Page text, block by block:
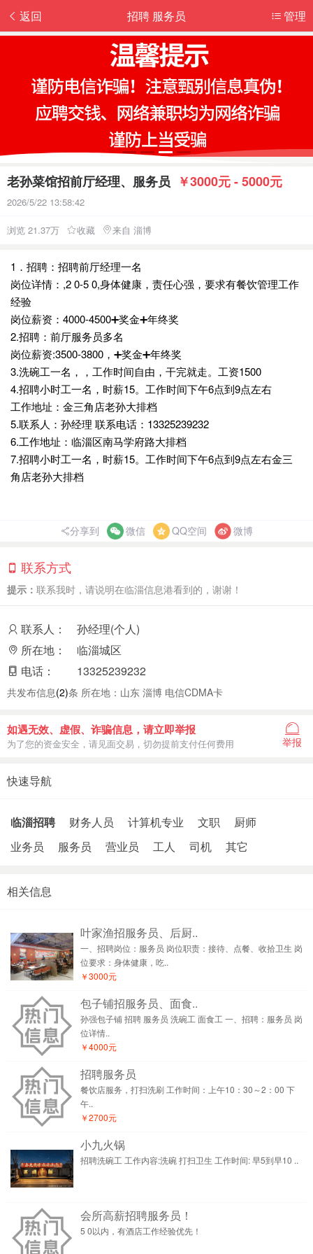
返回 管理
招聘 服务员
老孙菜馆招前厅经理、服务员 ￥3000元 - 5000元
2026/5/22 13:58:42
浏览 21.37万 收藏 来自 淄博
1．招聘：招聘前厅经理一名
岗位详情：,2 0-5 0,身体健康，责任心强，要求有餐饮管理工作
经验
岗位薪资：4000-4500➕奖金➕年终奖
2.招聘：前厅服务员多名
岗位薪资:3500-3800，➕奖金➕年终奖
3.洗碗工一名，，工作时间自由，干完就走。工资1500
4.招聘小时工一名，时薪15。工作时间下午6点到9点左右
工作地址：金三角店老孙大排档
5.联系人：孙经理 联系电话：13325239232
6.工作地址：临淄区南马学府路大排档
7.招聘小时工一名，时薪15。工作时间下午6点到9点左右金三
角店老孙大排档
分享到 微信 QQ空间 微博
联系方式
提示： 联系我时，请说明在临淄信息港看到的，谢谢！
联系人：
孙经理(个人)
所在地：
临淄城区
电话：
13325239232
共发布信息(2)条 所在地：山东 淄博 电信CDMA卡
如遇无效、虚假、诈骗信息，请立即举报
为了您的资金安全，请见面交易，切勿提前支付任何费用 举报
快速导航
临淄招聘 财务人员 计算机专业 文职
厨师
业务员
服务员 营业员 工人 司机 其它
相关信息
叶家渔招服务员、后厨..
一、招聘岗位：服务员 岗位职责：接待、点餐、收拾卫生 岗
位要求：身体健康，吃..
￥3000元
包子铺招服务员、面食..
孙强包子铺 招聘 服务员 洗碗工 面食工 一、招聘：服务员 岗
位详情..
￥4000元
招聘服务员
餐饮店服务，打扫洗刷 工作时间：上午10：30～2：00 下
午..
￥2700元
小九火锅
招聘洗碗工 工作内容:洗碗 打扫卫生 工作时间: 早5到早10 ..
会所高薪招聘服务员！
5 0以内，有酒店工作经验优先！